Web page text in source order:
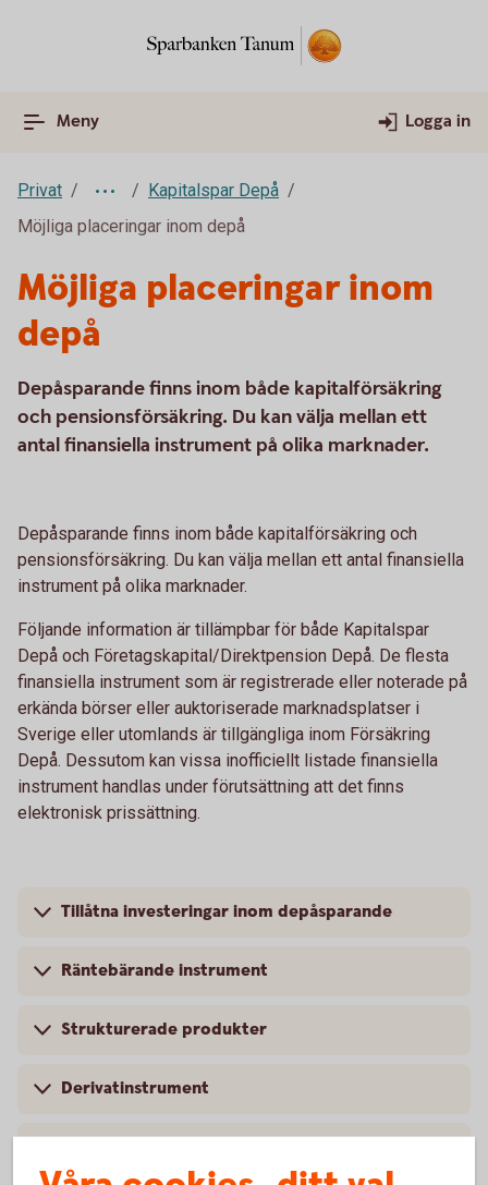
Meny Logga in
Privat
Kapitalspar Depå
Möjliga placeringar inom depå
Möjliga placeringar inom
depå
Depåsparande finns inom både kapitalförsäkring
och pensionsförsäkring. Du kan välja mellan ett
antal finansiella instrument på olika marknader.
Depåsparande finns inom både kapitalförsäkring och
pensionsförsäkring. Du kan välja mellan ett antal finansiella
instrument på olika marknader.
Följande information är tillämpbar för både Kapitalspar
Depå och Företagskapital/Direktpension Depå. De flesta
finansiella instrument som är registrerade eller noterade på
erkända börser eller auktoriserade marknadsplatser i
Sverige eller utomlands är tillgängliga inom Försäkring
Depå. Dessutom kan vissa inofficiellt listade finansiella
instrument handlas under förutsättning att det finns
elektronisk prissättning.
Tillåtna investeringar inom depåsparande
Räntebärande instrument
Strukturerade produkter
Derivatinstrument